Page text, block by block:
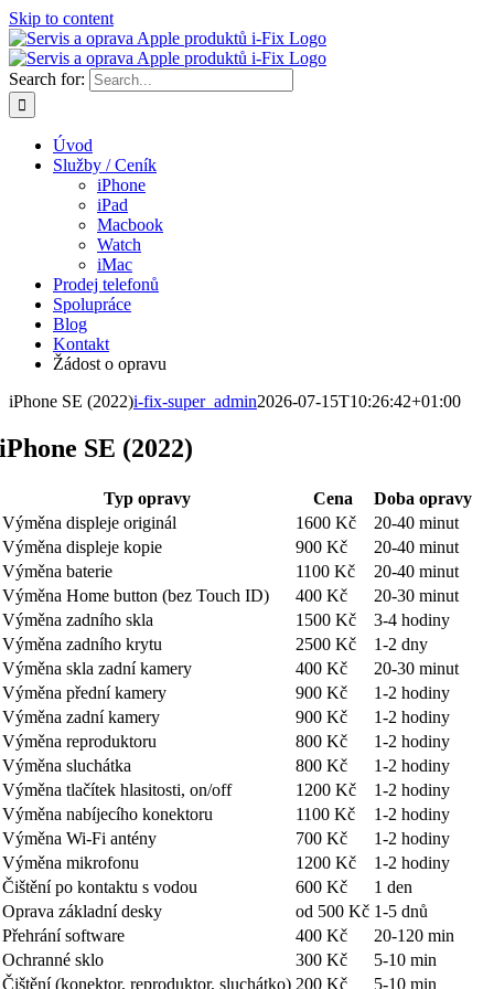
Skip to content
Search for:
Úvod
Služby / Ceník
iPhone
iPad
Macbook
Watch
iMac
Prodej telefonů
Spolupráce
Blog
Kontakt
Žádost o opravu
iPhone SE (2022)i-fix-super_admin2026-07-15T10:26:42+01:00
iPhone SE (2022)
Typ opravy Cena
Doba opravy
Výměna displeje originál
1600 Kč
20-40 minut
Výměna displeje kopie
900 Kč
20-40 minut
Výměna baterie
1100 Kč
20-40 minut
Výměna Home button (bez Touch ID)
400 Kč
20-30 minut
Výměna zadního skla
1500 Kč
3-4 hodiny
Výměna zadního krytu
2500 Kč
1-2 dny
Výměna skla zadní kamery
400 Kč
20-30 minut
Výměna přední kamery
900 Kč
1-2 hodiny
Výměna zadní kamery
900 Kč
1-2 hodiny
Výměna reproduktoru
800 Kč
1-2 hodiny
Výměna sluchátka
800 Kč
1-2 hodiny
Výměna tlačítek hlasitosti, on/off
1200 Kč
1-2 hodiny
Výměna nabíjecího konektoru
1100 Kč
1-2 hodiny
Výměna Wi-Fi antény
700 Kč
1-2 hodiny
Výměna mikrofonu
1200 Kč
1-2 hodiny
Čištění po kontaktu s vodou
600 Kč
1 den
Oprava základní desky
od 500 Kč 1-5 dnů
Přehrání software
400 Kč
20-120 min
Ochranné sklo
300 Kč
5-10 min
Čištění (konektor, reproduktor, sluchátko) 200 Kč
5-10 min